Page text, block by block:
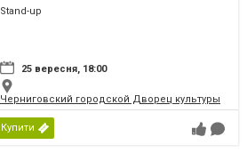
Stand-up
25 вересня, 18:00
Черниговский городской Дворец культуры
Купити